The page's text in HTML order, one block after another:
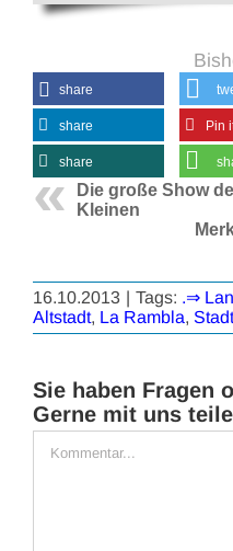
share
share Pin
share
Die große Show
Kleinen
16.10.2013 | Tags: .⇒
Altstadt, La Rambla, Stadt
Sie haben Fragen
Gerne mit uns